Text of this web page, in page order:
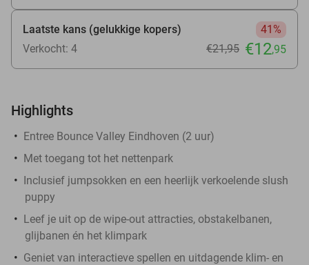
Laatste kans (gelukkige kopers)
41%
Verkocht: 4
€21,95 €12,95
Highlights
Entree Bounce Valley Eindhoven (2 uur)
Met toegang tot het nettenpark
Inclusief jumpsokken en een heerlijk verkoelende slush
puppy
Leef je uit op de wipe-out attracties, obstakelbanen,
glijbanen én het klimpark
Geniet van interactieve spellen en uitdagende klim- en